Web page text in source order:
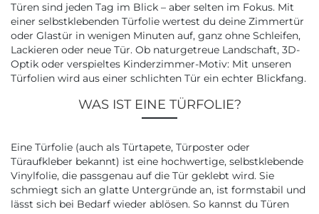
Türen sind jeden Tag im Blick – aber selten im Fokus. Mit
einer selbstklebenden Türfolie wertest du deine Zimmertür
oder Glastür in wenigen Minuten auf, ganz ohne Schleifen,
Lackieren oder neue Tür. Ob naturgetreue Landschaft, 3D-
Optik oder verspieltes Kinderzimmer-Motiv: Mit unseren
Türfolien wird aus einer schlichten Tür ein echter Blickfang.
WAS IST EINE TÜRFOLIE?
Eine Türfolie (auch als Türtapete, Türposter oder
Türaufkleber bekannt) ist eine hochwertige, selbstklebende
Vinylfolie, die passgenau auf die Tür geklebt wird. Sie
schmiegt sich an glatte Untergründe an, ist formstabil und
lässt sich bei Bedarf wieder ablösen. So kannst du Türen